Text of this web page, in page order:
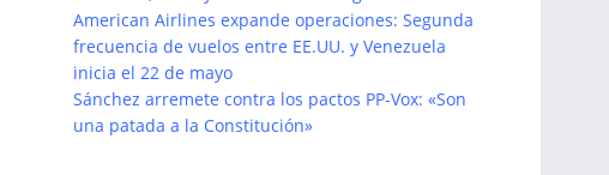
American Airlines expande operaciones: Segunda
frecuencia de vuelos entre EE.UU. y Venezuela
inicia el 22 de mayo
Sánchez arremete contra los pactos PP-Vox: «Son
una patada a la Constitución»